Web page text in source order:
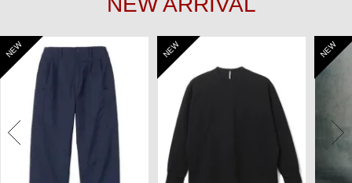
NEW NEW NEW